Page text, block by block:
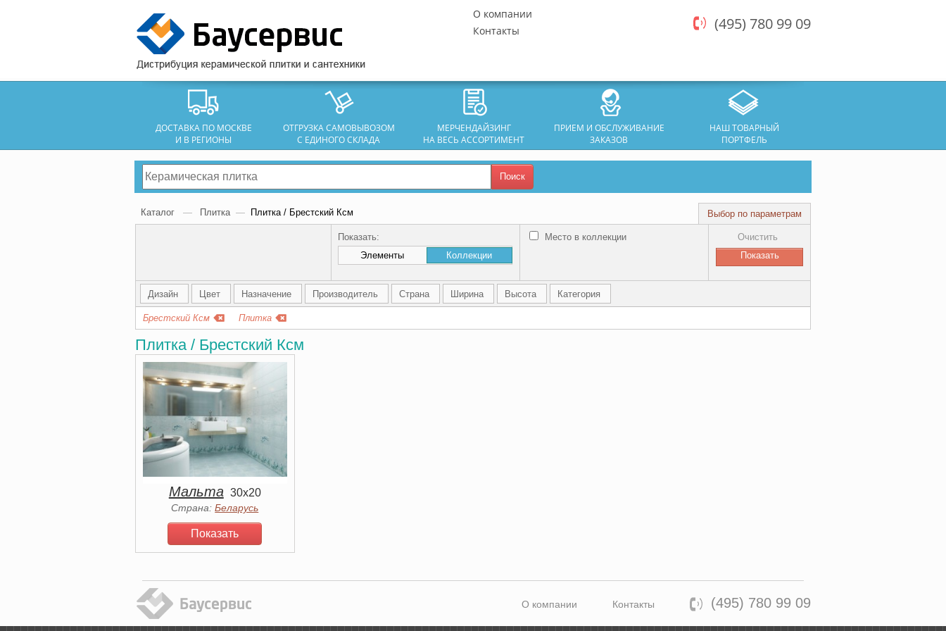
О компании
Контакты
(495) 780 99 09
ДОСТАВКА ПО МОСКВЕ
И В РЕГИОНЫ
ОТГРУЗКА САМОВЫВОЗОМ
С ЕДИНОГО СКЛАДА
МЕРЧЕНДАЙЗИНГ
НА ВЕСЬ АССОРТИМЕНТ
ПРИЕМ И ОБСЛУЖИВАНИЕ
ЗАКАЗОВ
НАШ ТОВАРНЫЙ
ПОРТФЕЛЬ
Поиск
Каталог — Плитка — Плитка / Брестский Ксм Выбор по параметрам
Показать:
Элементы
Коллекции
Место в коллекции Очистить
Дизайн Цвет Назначение Производитель Страна Ширина Высота Категория
Брестский Ксм Плитка
Плитка / Брестский Ксм
Мальта 30x20
Страна:Беларусь
Показать
О компании Контакты (495) 780 99 09